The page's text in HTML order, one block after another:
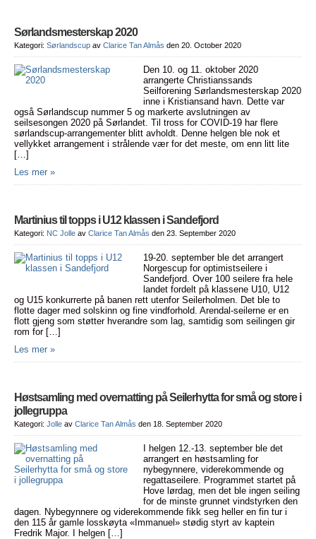
Sørlandsmesterskap 2020
Kategori: Sørlandscup av Clarice Tan Almås den 20. October 2020
Den 10. og 11. oktober 2020
arrangerte Christianssands
Seilforening Sørlandsmesterskap 2020
inne i Kristiansand havn. Dette var
også Sørlandscup nummer 5 og markerte avslutningen av
seilsesongen 2020 på Sørlandet. Til tross for COVID-19 har flere
sørlandscup-arrangementer blitt avholdt. Denne helgen ble nok et
vellykket arrangement i strålende vær for det meste, om enn litt lite
[…]
Les mer »
Martinius til topps i U12 klassen i Sandefjord
Kategori: NC Jolle av Clarice Tan Almås den 23. September 2020
19-20. september ble det arrangert
Norgescup for optimistseilere i
Sandefjord. Over 100 seilere fra hele
landet fordelt på klassene U10, U12
og U15 konkurrerte på banen rett utenfor Seilerholmen. Det ble to
flotte dager med solskinn og fine vindforhold. Arendal-seilerne er en
flott gjeng som støtter hverandre som lag, samtidig som seilingen gir
rom for […]
Les mer »
Høstsamling med overnatting på Seilerhytta for små og store i
jollegruppa
Kategori: Jolle av Clarice Tan Almås den 18. September 2020
I helgen 12.-13. september ble det
arrangert en høstsamling for
nybegynnere, viderekommende og
regattaseilere. Programmet startet på
Hove lørdag, men det ble ingen seiling
for de minste grunnet vindstyrken den
dagen. Nybegynnere og viderekommende fikk seg heller en fin tur i
den 115 år gamle losskøyta «Immanuel» stødig styrt av kaptein
Fredrik Major. I helgen […]